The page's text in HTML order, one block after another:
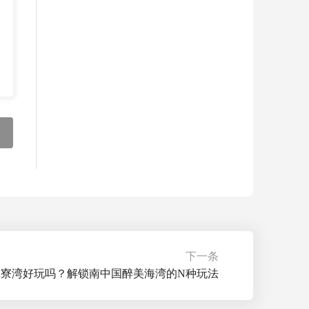
下一条
湾好玩吗？解锁南中国醉美海湾的N种玩法